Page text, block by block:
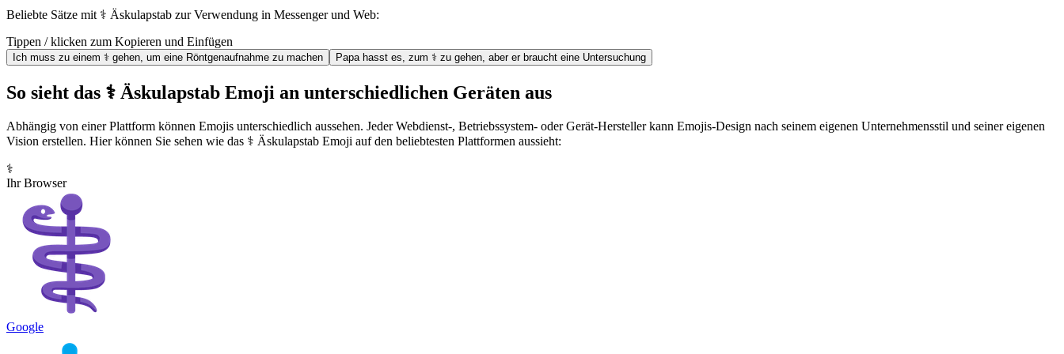
Beliebte Sätze mit ⚕️ Äskulapstab zur Verwendung in Messenger und Web:
Tippen / klicken zum Kopieren und Einfügen
Ich muss zu einem ⚕️ gehen, um eine Röntgenaufnahme zu machen Papa hasst es, zum ⚕️ zu gehen, aber er braucht eine Untersuchung
So sieht das ⚕️ Äskulapstab Emoji an unterschiedlichen Geräten aus
Abhängig von einer Plattform können Emojis unterschiedlich aussehen. Jeder Webdienst-, Betriebssystem- oder Gerät-Hersteller kann Emojis-Design nach seinem eigenen Unternehmensstil und seiner eigenen
Vision erstellen. Hier können Sie sehen wie das ⚕️ Äskulapstab Emoji auf den beliebtesten Plattformen aussieht:
⚕️
Ihr Browser
Google